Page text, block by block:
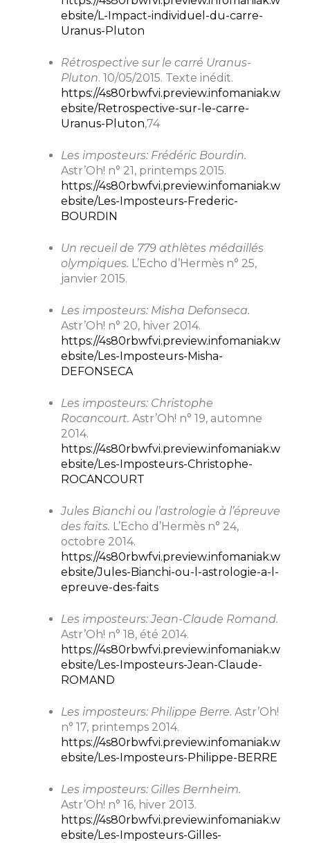
ebsite/L-Impact-individuel-du-carre-
Uranus-Pluton
Rétrospective sur le carré Uranus-
Pluton. 10/05/2015. Texte inédit.
https://4s80rbwfvi.preview.infomaniak.w
ebsite/Retrospective-sur-le-carre-
Uranus-Pluton,74
Les imposteurs: Frédéric Bourdin.
Astr’Oh! n° 21, printemps 2015.
https://4s80rbwfvi.preview.infomaniak.w
ebsite/Les-Imposteurs-Frederic-
BOURDIN
Un recueil de 779 athlètes médaillés
olympiques. L’Echo d’Hermès n° 25,
janvier 2015.
Les imposteurs: Misha Defonseca.
Astr’Oh! n° 20, hiver 2014.
https://4s80rbwfvi.preview.infomaniak.w
ebsite/Les-Imposteurs-Misha-
DEFONSECA
Les imposteurs: Christophe
Rocancourt. Astr’Oh! n° 19, automne
2014.
https://4s80rbwfvi.preview.infomaniak.w
ebsite/Les-Imposteurs-Christophe-
ROCANCOURT
Jules Bianchi ou l’astrologie à l’épreuve
des faits. L’Echo d’Hermès n° 24,
octobre 2014.
https://4s80rbwfvi.preview.infomaniak.w
ebsite/Jules-Bianchi-ou-l-astrologie-a-l-
epreuve-des-faits
Les imposteurs: Jean-Claude Romand.
Astr’Oh! n° 18, été 2014.
https://4s80rbwfvi.preview.infomaniak.w
ebsite/Les-Imposteurs-Jean-Claude-
ROMAND
Les imposteurs: Philippe Berre. Astr’Oh!
n° 17, printemps 2014.
https://4s80rbwfvi.preview.infomaniak.w
ebsite/Les-Imposteurs-Philippe-BERRE
Les imposteurs: Gilles Bernheim.
Astr’Oh! n° 16, hiver 2013.
https://4s80rbwfvi.preview.infomaniak.w
ebsite/Les-Imposteurs-Gilles-